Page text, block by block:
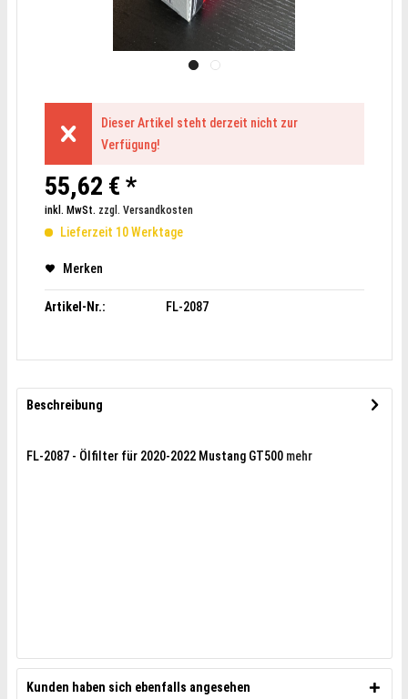
Dieser Artikel steht derzeit nicht zur
Verfügung!
55,62 € *
inkl. MwSt. zzgl. Versandkosten
Lieferzeit 10 Werktage
Merken
Artikel-Nr.: FL-2087
Beschreibung
FL-2087 - Ölfilter für 2020-2022 Mustang GT500 mehr
Kunden haben sich ebenfalls angesehen